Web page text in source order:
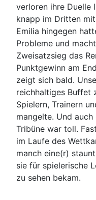
verloren ihre Duelle
knapp im Dritten
Emilia hingegen
Probleme und
Zweisatzsieg das
Punktgewinn am
zeigt sich bald.
reichhaltiges Buffet
Spielern, Trainern
mangelte. Und
Tribüne war toll.
im Laufe des
manch eine(r)
sie für spielerische
zu sehen bekam.